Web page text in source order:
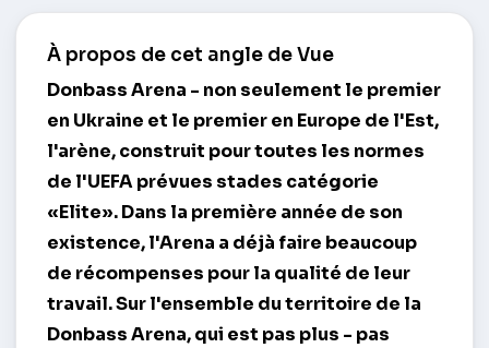
À propos de cet angle de Vue
Donbass Arena - non seulement le premier
en Ukraine et le premier en Europe de l'Est,
l'arène, construit pour toutes les normes
de l'UEFA prévues stades catégorie
«Elite». Dans la première année de son
existence, l'Arena a déjà faire beaucoup
de récompenses pour la qualité de leur
travail. Sur l'ensemble du territoire de la
Donbass Arena, qui est pas plus - pas